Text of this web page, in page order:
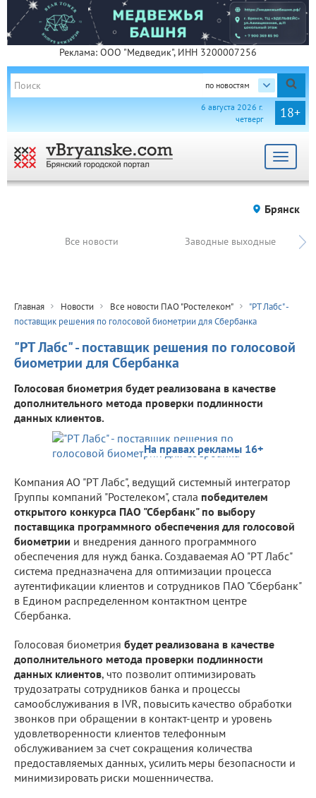
Реклама: ООО "Медведик", ИНН 3200007256
по новостям
18+
6 августа 2026 г.
четверг
Toggle
Брянск
Все новости Заводные выходные
Главная Новости Все новости ПАО "Ростелеком"
"РТ Лабс" -
поставщик решения по голосовой биометрии для Сбербанка
"РТ Лабс" - поставщик решения по голосовой
биометрии для Сбербанка
Голосовая биометрия будет реализована в качестве
дополнительного метода проверки подлинности
данных клиентов.
На правах рекламы 16+
Компания АО "РТ Лабс", ведущий системный интегратор
Группы компаний "Ростелеком", стала победителем
открытого конкурса ПАО "Сбербанк" по выбору
поставщика программного обеспечения для голосовой
биометрии и внедрения данного программного
обеспечения для нужд банка. Создаваемая АО "РТ Лабс"
система предназначена для оптимизации процесса
аутентификации клиентов и сотрудников ПАО "Сбербанк"
в Едином распределенном контактном центре
Сбербанка.
Голосовая биометрия будет реализована в качестве
дополнительного метода проверки подлинности
данных клиентов, что позволит оптимизировать
трудозатраты сотрудников банка и процессы
самообслуживания в IVR, повысить качество обработки
звонков при обращении в контакт-центр и уровень
удовлетворенности клиентов телефонным
обслуживанием за счет сокращения количества
предоставляемых данных, усилить меры безопасности и
минимизировать риски мошенничества.